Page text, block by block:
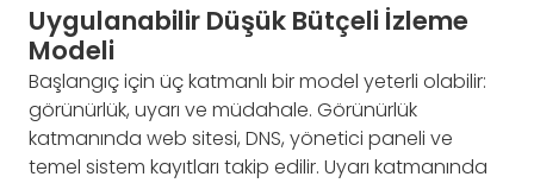
Uygulanabilir Düşük Bütçeli İzleme
Modeli
Başlangıç için üç katmanlı bir model yeterli olabilir:
görünürlük, uyarı ve müdahale. Görünürlük
katmanında web sitesi, DNS, yönetici paneli ve
temel sistem kayıtları takip edilir. Uyarı katmanında